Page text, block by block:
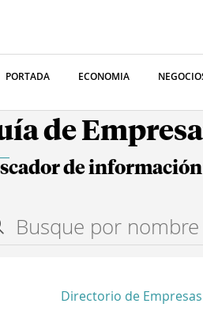
PORTADA ECONOMIA
de
de información
Directorio de Empresas